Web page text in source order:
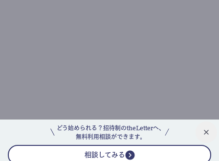
どう始められる？招待制のtheLetterへ、
無料利用相談ができます。
相談してみる